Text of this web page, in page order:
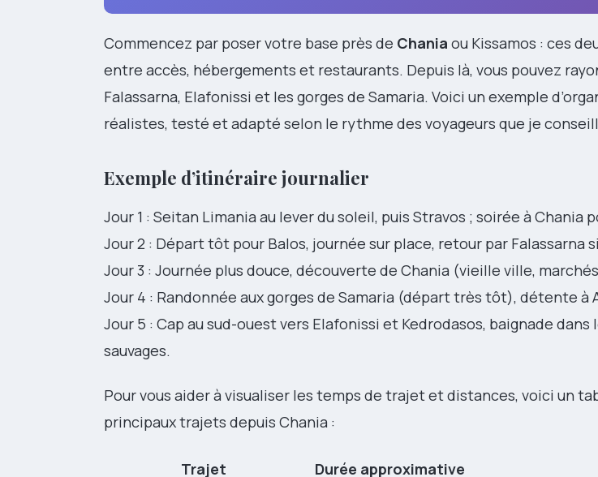
Commencez par poser votre base près de Chania ou Kissamos : ces
entre accès, hébergements et restaurants. Depuis là, vous pouvez
Falassarna, Elafonissi et les gorges de Samaria. Voici un exemple
réalistes, testé et adapté selon le rythme des voyageurs que je
Exemple d’itinéraire journalier
Jour 1 : Seitan Limania au lever du soleil, puis Stravos ; soirée à Chania
Jour 2 : Départ tôt pour Balos, journée sur place, retour par Falassarna
Jour 3 : Journée plus douce, découverte de Chania (vieille ville,
Jour 4 : Randonnée aux gorges de Samaria (départ très tôt), détente à
Jour 5 : Cap au sud-ouest vers Elafonissi et Kedrodasos, baignade
sauvages.
Pour vous aider à visualiser les temps de trajet et distances, voici un
principaux trajets depuis Chania :
Trajet Durée approximative